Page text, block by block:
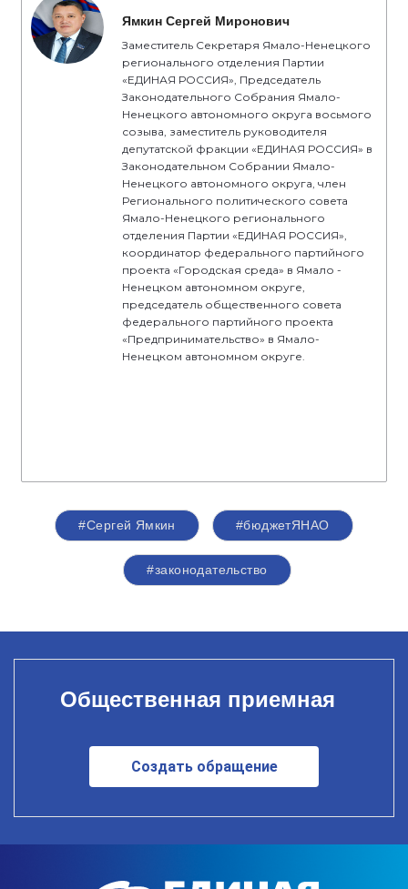
Ямкин Сергей Миронович
Заместитель Секретаря Ямало-Ненецкого
регионального отделения Партии
«ЕДИНАЯ РОССИЯ», Председатель
Законодательного Собрания Ямало-
Ненецкого автономного округа восьмого
созыва, заместитель руководителя
депутатской фракции «ЕДИНАЯ РОССИЯ» в
Законодательном Собрании Ямало-
Ненецкого автономного округа, член
Регионального политического совета
Ямало-Ненецкого регионального
отделения Партии «ЕДИНАЯ РОССИЯ»,
координатор федерального партийного
проекта «Городская среда» в Ямало -
Ненецком автономном округе,
председатель общественного совета
федерального партийного проекта
«Предпринимательство» в Ямало-
Ненецком автономном округе.
#Сергей Ямкин #бюджетЯНАО
#законодательство
Общественная приемная
Создать обращение